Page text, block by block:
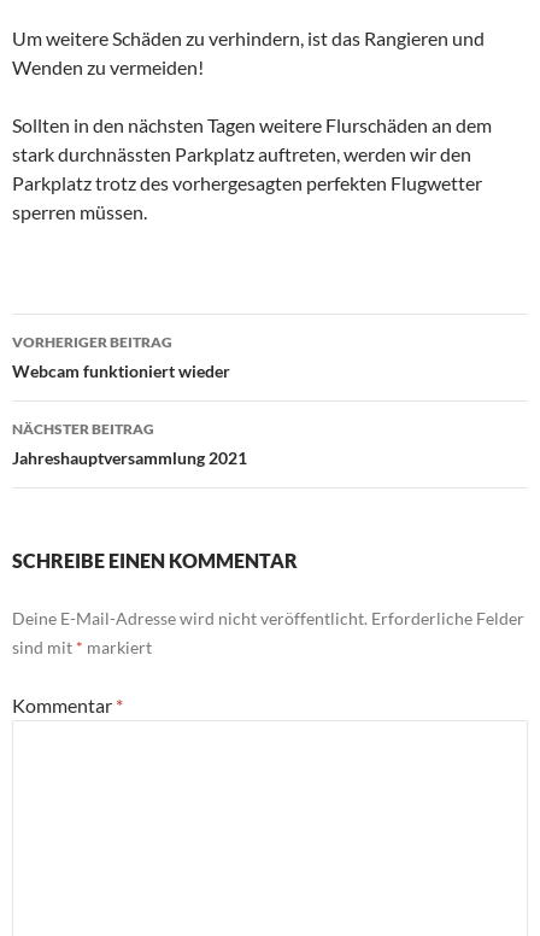
Um weitere Schäden zu verhindern, ist das Rangieren und
Wenden zu vermeiden!
Sollten in den nächsten Tagen weitere Flurschäden an dem
stark durchnässten Parkplatz auftreten, werden wir den
Parkplatz trotz des vorhergesagten perfekten Flugwetter
sperren müssen.
Beitragsnavigation
VORHERIGER BEITRAG
Webcam funktioniert wieder
NÄCHSTER BEITRAG
Jahreshauptversammlung 2021
SCHREIBE EINEN KOMMENTAR
Deine E-Mail-Adresse wird nicht veröffentlicht. Erforderliche Felder
sind mit * markiert
Kommentar *